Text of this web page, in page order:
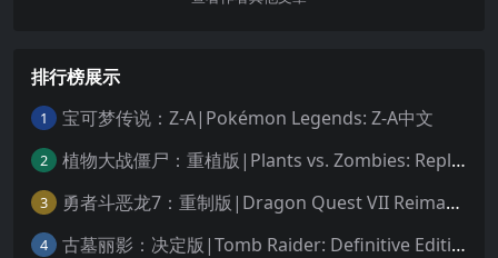
排行榜展示
1 宝可梦传说：Z-A|Pokémon Legends: Z-A中文
2 植物大战僵尸：重植版|Plants vs. Zombies: Replanted中文
3 勇者斗恶龙7：重制版|Dragon Quest VII Reimagined中文
4 古墓丽影：决定版|Tomb Raider: Definitive Edition中文